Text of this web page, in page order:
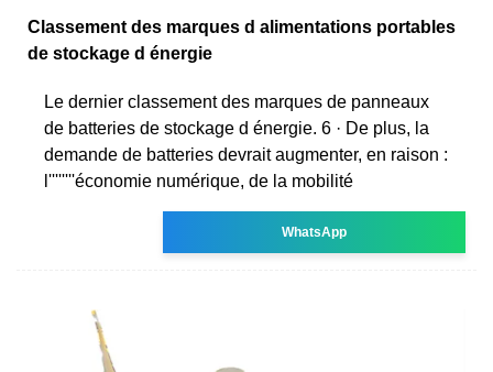
Classement des marques d alimentations portables
de stockage d énergie
Le dernier classement des marques de panneaux
de batteries de stockage d énergie. 6 · De plus, la
demande de batteries devrait augmenter, en raison :
l''''''''économie numérique, de la mobilité
WhatsApp